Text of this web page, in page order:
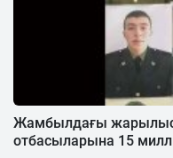
Жамбылдағы
отбасыларына 15